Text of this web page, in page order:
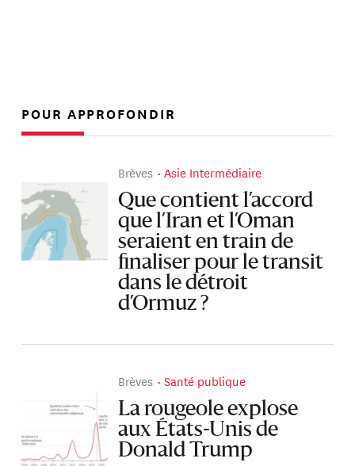
POUR APPROFONDIR
Brèves Asie Intermédiaire
Que contient l’accord
que l’Iran et l’Oman
seraient en train de
finaliser pour le transit
dans le détroit
d’Ormuz ?
Brèves Santé publique
La rougeole explose
aux États-Unis de
Donald Trump